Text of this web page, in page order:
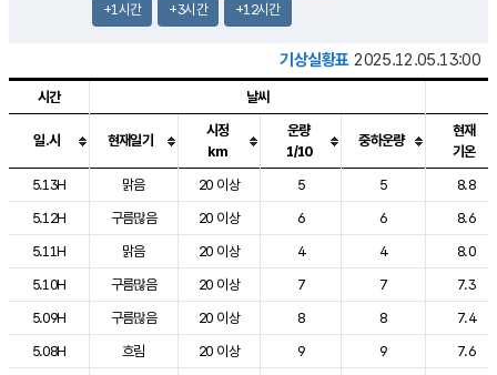
+1시간 +3시간 +12시간
기상실황표 2025.12.05.13:00
도시별 기상실황표로 지점, 날씨, 기온, 강수, 바람, 기압등을 안내한 표입
시간 날씨
일.시 현재일기
시정
km
운량
1/10
중하운량
현재
기온
5.13H
맑음 20 이상 5 5
8.8
5.12H
구름많음 20 이상 6 6
8.6
5.11H
맑음 20 이상 4 4
8.0
5.10H
구름많음 20 이상 7 7
7.3
5.09H
구름많음 20 이상 8 8
7.4
5.08H
흐림 20 이상 9 9
7.6